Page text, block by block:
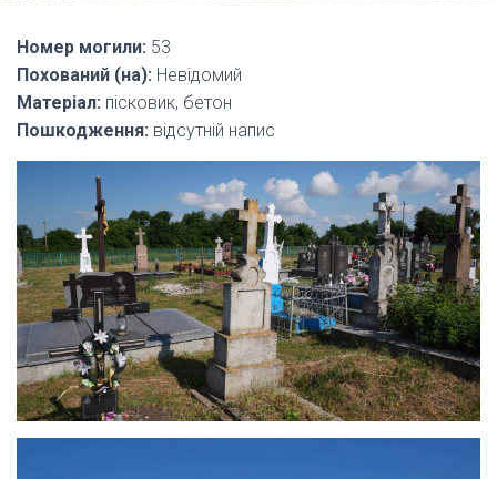
Номер могили: 53
Похований (на): Невідомий
Матеріал: пісковик, бетон
Пошкодження: відсутній напис